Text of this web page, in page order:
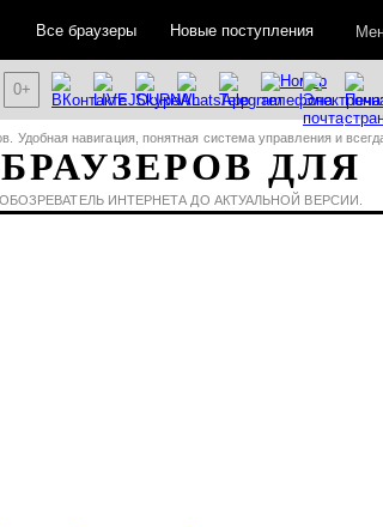
ДЛЯ
Удобная навигация, понятная система управления и
ИНТЕРНЕТА ДО АКТУАЛЬНОЙ ВЕРСИИ.
0+
Все браузеры Новые поступления